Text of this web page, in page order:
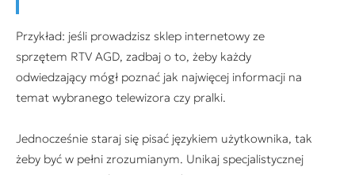
Przykład: jeśli prowadzisz sklep internetowy ze
sprzętem RTV AGD, zadbaj o to, żeby każdy
odwiedzający mógł poznać jak najwięcej informacji na
temat wybranego telewizora czy pralki.
Jednocześnie staraj się pisać językiem użytkownika, tak
żeby być w pełni zrozumianym. Unikaj specjalistycznej